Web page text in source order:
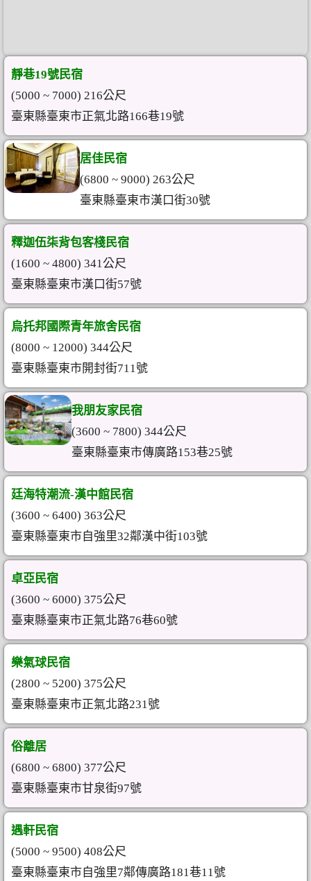
靜巷19號民宿
(5000 ~ 7000) 216公尺
臺東縣臺東市正氣北路166巷19號
居佳民宿
(6800 ~ 9000) 263公尺
臺東縣臺東市漢口街30號
釋迦伍柒背包客棧民宿
(1600 ~ 4800) 341公尺
臺東縣臺東市漢口街57號
烏托邦國際青年旅舍民宿
(8000 ~ 12000) 344公尺
臺東縣臺東市開封街711號
我朋友家民宿
(3600 ~ 7800) 344公尺
臺東縣臺東市傳廣路153巷25號
廷海特潮流-漢中館民宿
(3600 ~ 6400) 363公尺
臺東縣臺東市自強里32鄰漢中街103號
卓亞民宿
(3600 ~ 6000) 375公尺
臺東縣臺東市正氣北路76巷60號
樂氣球民宿
(2800 ~ 5200) 375公尺
臺東縣臺東市正氣北路231號
俗離居
(6800 ~ 6800) 377公尺
臺東縣臺東市甘泉街97號
遇軒民宿
(5000 ~ 9500) 408公尺
臺東縣臺東市自強里7鄰傳廣路181巷11號